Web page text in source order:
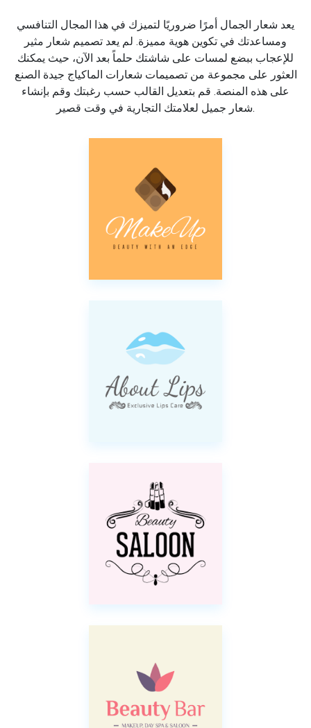
يعد شعار الجمال أمرًا ضروريًا لتميزك في هذا المجال التنافسي
ومساعدتك في تكوين هوية مميزة. لم يعد تصميم شعار مثير
للإعجاب ببضع لمسات على شاشتك حلماً بعد الآن، حيث يمكنك
العثور على مجموعة من تصميمات شعارات الماكياج جيدة الصنع
على هذه المنصة. قم بتعديل القالب حسب رغبتك وقم بإنشاء
شعار جميل لعلامتك التجارية في وقت قصير.